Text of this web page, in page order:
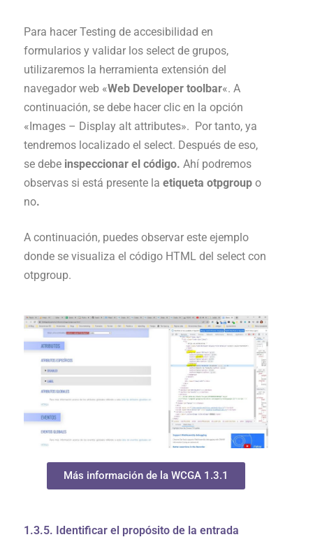
Para hacer Testing de accesibilidad en
formularios y validar los select de grupos,
utilizaremos la herramienta extensión del
navegador web «Web Developer toolbar«. A
continuación, se debe hacer clic en la opción
«Images – Display alt attributes». Por tanto, ya
tendremos localizado el select. Después de eso,
se debe inspeccionar el código. Ahí podremos
observas si está presente la etiqueta otpgroup o
no.
A continuación, puedes observar este ejemplo
donde se visualiza el código HTML del select con
otpgroup.
Más información de la WCGA 1.3.1
1.3.5. Identificar el propósito de la entrada